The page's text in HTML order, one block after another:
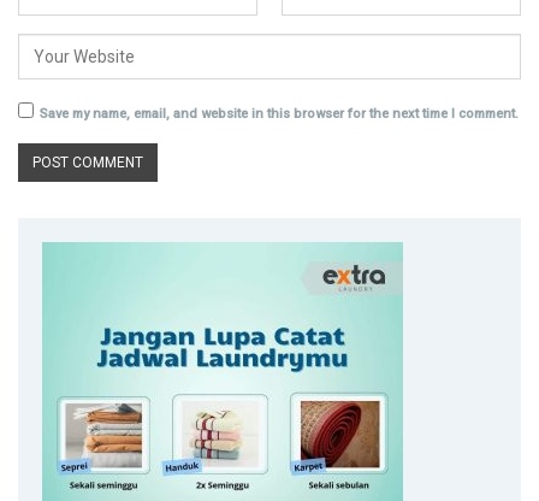
Save my name, email, and website in this browser for the next time I comment.